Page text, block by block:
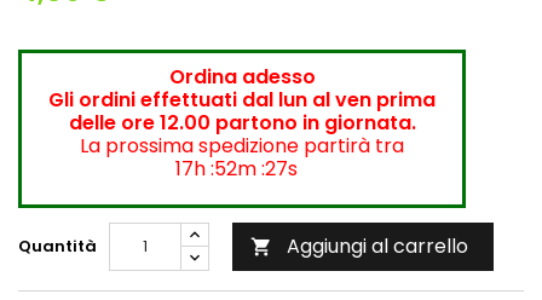
Ordina adesso
Gli ordini effettuati dal lun al ven prima
delle ore 12.00 partono in giornata.
La prossima spedizione partirà tra
17h :52m :27s
Quantità  Aggiungi al carrello